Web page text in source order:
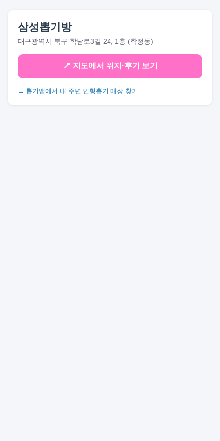
삼성뽑기방
대구광역시 북구 학남로3길 24, 1층 (학정동)
📍 지도에서 위치·후기 보기
← 뽑기맵에서 내 주변 인형뽑기 매장 찾기